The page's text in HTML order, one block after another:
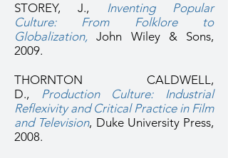
STOREY, J., Inventing Popular
Culture: From Folklore to
Globalization, John Wiley & Sons,
2009.
THORNTON CALDWELL,
D.,
Production Culture: Industrial
Reflexivity and Critical Practice in Film
and Television, Duke University Press,
2008.